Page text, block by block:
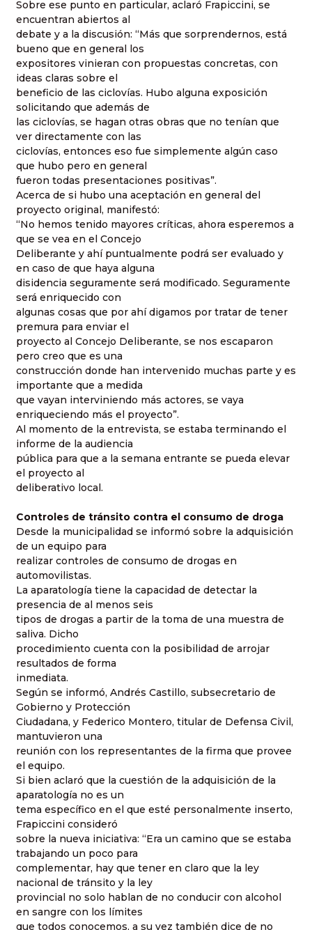
Sobre ese punto en particular, aclaró Frapiccini, se
encuentran abiertos al
debate y a la discusión: “Más que sorprendernos, está
bueno que en general los
expositores vinieran con propuestas concretas, con
ideas claras sobre el
beneficio de las ciclovías. Hubo alguna exposición
solicitando que además de
las ciclovías, se hagan otras obras que no tenían que
ver directamente con las
ciclovías, entonces eso fue simplemente algún caso
que hubo pero en general
fueron todas presentaciones positivas”.
Acerca de si hubo una aceptación en general del
proyecto original, manifestó:
“No hemos tenido mayores críticas, ahora esperemos a
que se vea en el Concejo
Deliberante y ahí puntualmente podrá ser evaluado y
en caso de que haya alguna
disidencia seguramente será modificado. Seguramente
será enriquecido con
algunas cosas que por ahí digamos por tratar de tener
premura para enviar el
proyecto al Concejo Deliberante, se nos escaparon
pero creo que es una
construcción donde han intervenido muchas parte y es
importante que a medida
que vayan interviniendo más actores, se vaya
enriqueciendo más el proyecto”.
Al momento de la entrevista, se estaba terminando el
informe de la audiencia
pública para que a la semana entrante se pueda elevar
el proyecto al
deliberativo local.
Controles de tránsito contra el consumo de droga
Desde la municipalidad se informó sobre la adquisición
de un equipo para
realizar controles de consumo de drogas en
automovilistas.
La aparatología tiene la capacidad de detectar la
presencia de al menos seis
tipos de drogas a partir de la toma de una muestra de
saliva. Dicho
procedimiento cuenta con la posibilidad de arrojar
resultados de forma
inmediata.
Según se informó, Andrés Castillo, subsecretario de
Gobierno y Protección
Ciudadana, y Federico Montero, titular de Defensa Civil,
mantuvieron una
reunión con los representantes de la firma que provee
el equipo.
Si bien aclaró que la cuestión de la adquisición de la
aparatología no es un
tema específico en el que esté personalmente inserto,
Frapiccini consideró
sobre la nueva iniciativa: “Era un camino que se estaba
trabajando un poco para
complementar, hay que tener en claro que la ley
nacional de tránsito y la ley
provincial no solo hablan de no conducir con alcohol
en sangre con los límites
que todos conocemos, a su vez también dice de no